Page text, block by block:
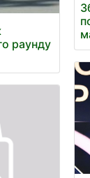
раунду